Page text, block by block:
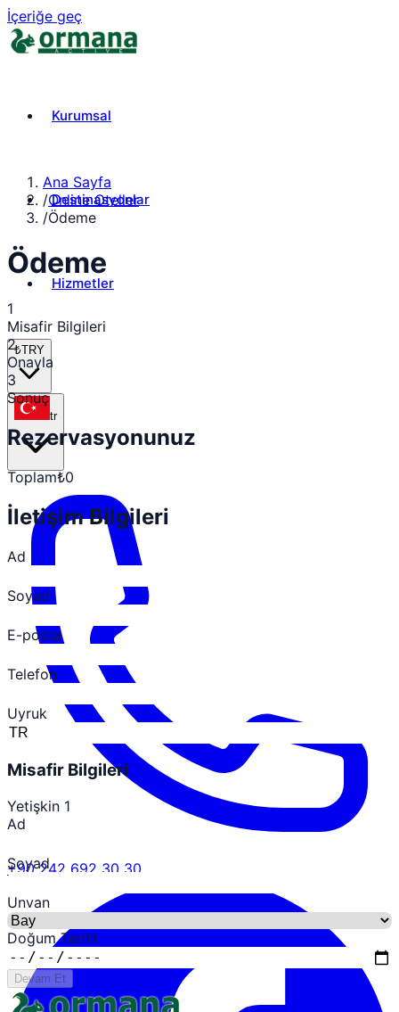
İçeriğe geç
Kurumsal
Destinasyonlar
Hizmetler
₺TRY
tr
+90 242 692 30 30
Ana Sayfa
/Online Oteller
/Ödeme
Ödeme
1
Misafir Bilgileri
2
Onayla
3
Sonuç
Rezervasyonunuz
Toplam₺0
İletişim Bilgileri
Ad
Soyad
E-posta
Telefon
Uyruk
Misafir Bilgileri
Yetişkin 1
Ad
Soyad
Unvan
Doğum Tarihi
Devam Et